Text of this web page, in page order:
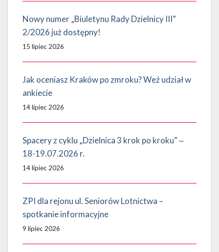
Nowy numer „Biuletynu Rady Dzielnicy III”
2/2026 już dostępny!
15 lipiec 2026
Jak oceniasz Kraków po zmroku? Weź udział w
ankiecie
14 lipiec 2026
Spacery z cyklu „Dzielnica 3 krok po kroku” ‒
18-19.07.2026 r.
14 lipiec 2026
ZPI dla rejonu ul. Seniorów Lotnictwa –
spotkanie informacyjne
9 lipiec 2026